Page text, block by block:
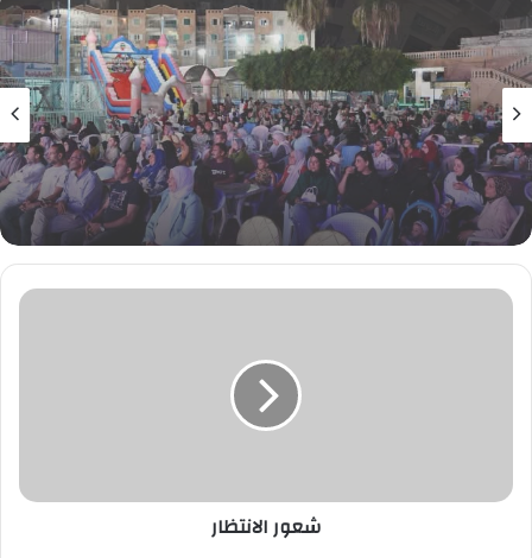
الثقافة
2 أغسطس، 2026
“شاطئ الفن” يفتتح فعالياته في مطروح
والإسكندرية.. 118 عرضًا فنيًا لإحياء التراث المصري
شعور
شعور الانتظار